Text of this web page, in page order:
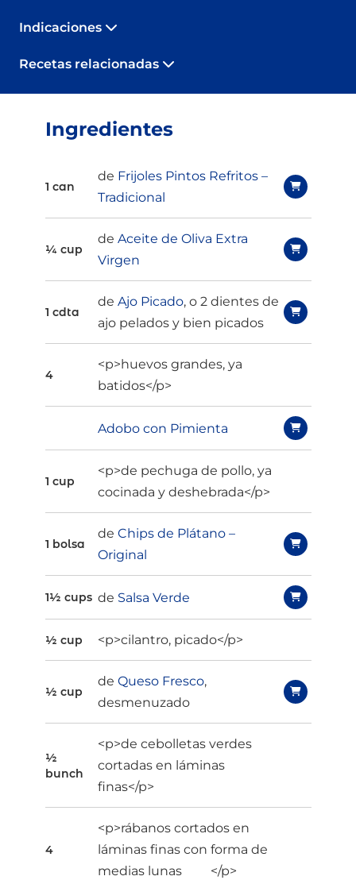
Indicaciones
Recetas relacionadas
Ingredientes
1 can
de Frijoles Pintos Refritos –
Tradicional
¼ cup
de Aceite de Oliva Extra
Virgen
1 cdta
de Ajo Picado, o 2 dientes de
ajo pelados y bien picados
4
<p>huevos grandes, ya
batidos</p>
Adobo con Pimienta
1 cup
<p>de pechuga de pollo, ya
cocinada y deshebrada</p>
1 bolsa
de Chips de Plátano –
Original
1½ cups de Salsa Verde
½ cup <p>cilantro, picado</p>
½ cup
de Queso Fresco,
desmenuzado
½
bunch
<p>de cebolletas verdes
cortadas en láminas
finas</p>
4
<p>rábanos cortados en
láminas finas con forma de
medias lunas </p>